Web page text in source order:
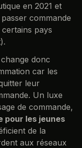
en 2021 et
commande
pays
donc
car les
leur
Un luxe
de commande,
pour les jeunes
de la
aux réseaux